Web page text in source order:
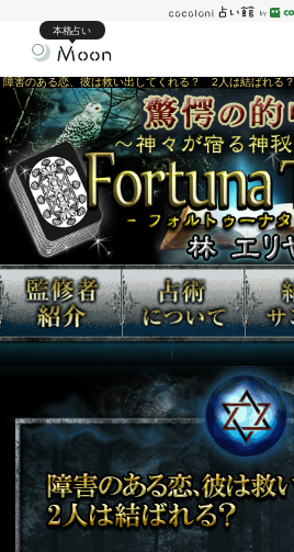
本格占い
障害のある恋、彼は救い出してくれる？ 2人は結ばれる？